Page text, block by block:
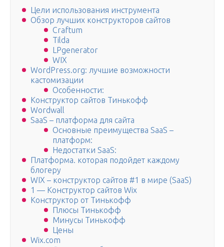
Цели использования инструмента
Обзор лучших конструкторов сайтов
Craftum
Tilda
LPgenerator
WIX
WordPress.org: лучшие возможности
кастомизации
Особенности:
Конструктор сайтов Тинькофф
Wordwall
SaaS – платформа для сайта
Основные преимущества SaaS –
платформ:
Недостатки SaaS:
Платформа. которая подойдет каждому
блогеру
WIX – конструктор сайтов #1 в мире (SaaS)
1 — Конструктор сайтов Wix
Конструктор от Тинькофф
Плюсы Тинькофф
Минусы Тинькофф
Цены
Wix.com